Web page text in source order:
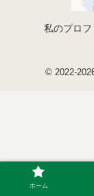
私のプロ
© 2022-
ホーム